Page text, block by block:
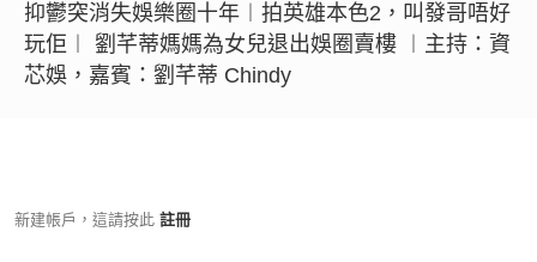
抑鬱突消失娛樂圈十年︱拍英雄本色2，叫發哥唔好
玩佢︱ 劉芊蒂媽媽為女兒退出娛圈賣樓 ︱主持：資
芯娛，嘉賓：劉芊蒂 Chindy
新建帳戶，這請按此 註冊